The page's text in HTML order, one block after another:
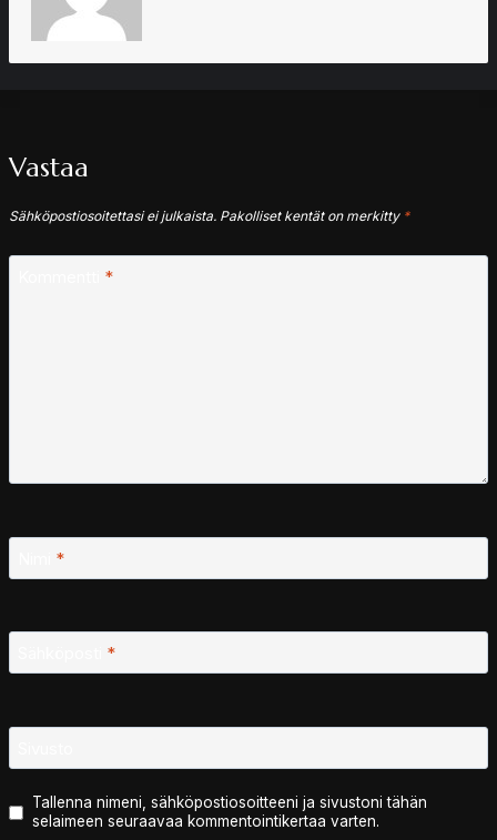
Vastaa
Sähköpostiosoitettasi ei julkaista. Pakolliset kentät on merkitty *
*
*
*
Tallenna nimeni, sähköpostiosoitteeni ja sivustoni tähän
selaimeen seuraavaa kommentointikertaa varten.